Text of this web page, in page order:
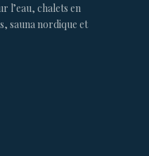
l’eau, chalets en
sauna nordique et